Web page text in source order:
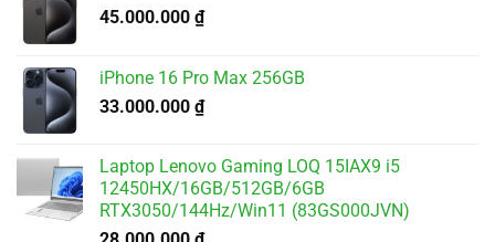
45.000.000 ₫
iPhone 16 Pro Max 256GB
33.000.000 ₫
Laptop Lenovo Gaming LOQ 15IAX9 i5
12450HX/16GB/512GB/6GB
RTX3050/144Hz/Win11 (83GS000JVN)